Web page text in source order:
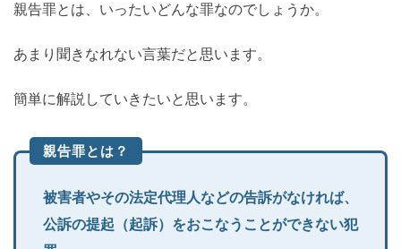
親告罪とは、いったいどんな罪なのでしょうか。
あまり聞きなれない言葉だと思います。
簡単に解説していきたいと思います。
親告罪とは？
被害者やその法定代理人などの告訴がなければ、
公訴の提起（起訴）をおこなうことができない犯